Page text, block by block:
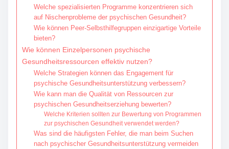
Welche spezialisierten Programme konzentrieren sich
auf Nischenprobleme der psychischen Gesundheit?
Wie können Peer-Selbsthilfegruppen einzigartige Vorteile
bieten?
Wie können Einzelpersonen psychische
Gesundheitsressourcen effektiv nutzen?
Welche Strategien können das Engagement für
psychische Gesundheitsunterstützung verbessern?
Wie kann man die Qualität von Ressourcen zur
psychischen Gesundheitserziehung bewerten?
Welche Kriterien sollten zur Bewertung von Programmen
zur psychischen Gesundheit verwendet werden?
Was sind die häufigsten Fehler, die man beim Suchen
nach psychischer Gesundheitsunterstützung vermeiden